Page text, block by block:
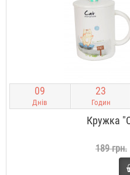
09
Днів
23
Годин
Кружка
189 грн.